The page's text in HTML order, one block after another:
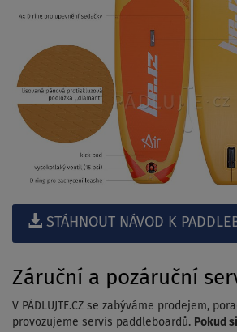
STÁHNOUT NÁVOD K
Záruční a pozáruční
V PÁDLUJTE.CZ se zabýváme prodejem,
provozujeme servis paddleboardů. Pokud